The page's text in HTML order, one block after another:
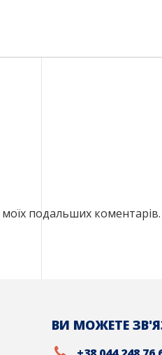
подальших коментарів.
ВИ МОЖЕТЕ